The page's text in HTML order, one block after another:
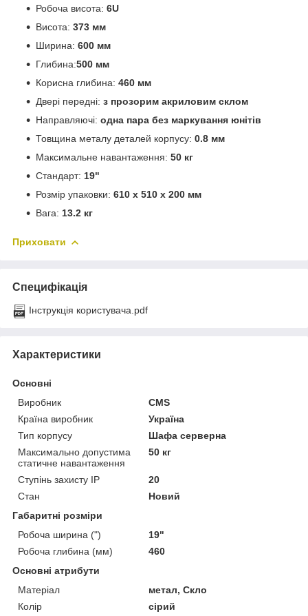
Робоча висота: 6U
Висота: 373 мм
Ширина: 600 мм
Глибина:500 мм
Корисна глибина: 460 мм
Двері передні: з прозорим акриловим склом
Направляючі: одна пара без маркування юнітів
Товщина металу деталей корпусу: 0.8 мм
Максимальне навантаження: 50 кг
Стандарт: 19"
Розмір упаковки: 610 x 510 x 200 мм
Вага: 13.2 кг
Приховати
Специфікація
Інструкція користувача.pdf
Характеристики
Основні
Виробник
CMS
Країна виробник
Україна
Тип корпусу
Шафа серверна
Максимально допустима
статичне навантаження
50 кг
Ступінь захисту IP
20
Стан
Новий
Габаритні розміри
Робоча ширина (")
19"
Робоча глибина (мм)
460
Основні атрибути
Матеріал
метал, Скло
Колір
сірий